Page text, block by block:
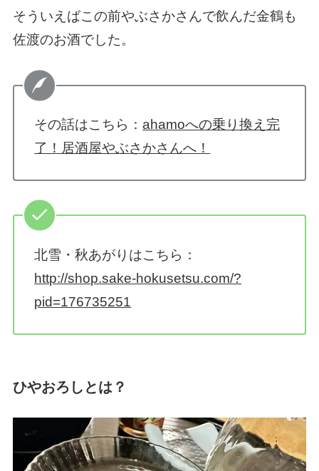
そういえばこの前やぶさかさんで飲んだ金鶴も
佐渡のお酒でした。
その話はこちら：ahamoへの乗り換え完
了！居酒屋やぶさかさんへ！
北雪・秋あがりはこちら：
http://shop.sake-hokusetsu.com/?
pid=176735251
ひやおろしとは？